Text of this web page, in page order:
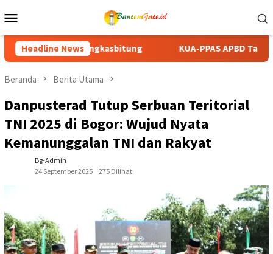
ke
Mobile
Headline News
KUA-PPAS APBD Tanah Datar 2027 Disepakati, DPRD dan
Beranda Berita Utama
Danpusterad Tutup Serbuan Teritorial
TNI 2025 di Bogor: Wujud Nyata
Kemanunggalan TNI dan Rakyat
Bg-Admin
24 September 2025
275 Dilihat